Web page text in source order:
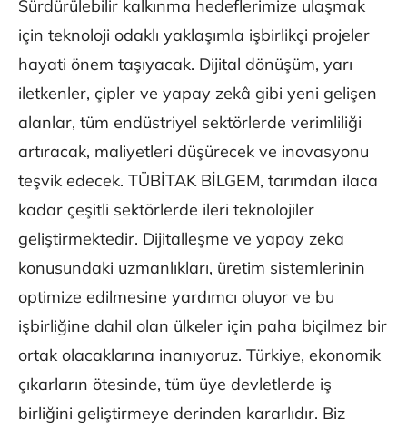
Sürdürülebilir kalkınma hedeflerimize ulaşmak
için teknoloji odaklı yaklaşımla işbirlikçi projeler
hayati önem taşıyacak. Dijital dönüşüm, yarı
iletkenler, çipler ve yapay zekâ gibi yeni gelişen
alanlar, tüm endüstriyel sektörlerde verimliliği
artıracak, maliyetleri düşürecek ve inovasyonu
teşvik edecek. TÜBİTAK BİLGEM, tarımdan ilaca
kadar çeşitli sektörlerde ileri teknolojiler
geliştirmektedir. Dijitalleşme ve yapay zeka
konusundaki uzmanlıkları, üretim sistemlerinin
optimize edilmesine yardımcı oluyor ve bu
işbirliğine dahil olan ülkeler için paha biçilmez bir
ortak olacaklarına inanıyoruz. Türkiye, ekonomik
çıkarların ötesinde, tüm üye devletlerde iş
birliğini geliştirmeye derinden kararlıdır. Biz